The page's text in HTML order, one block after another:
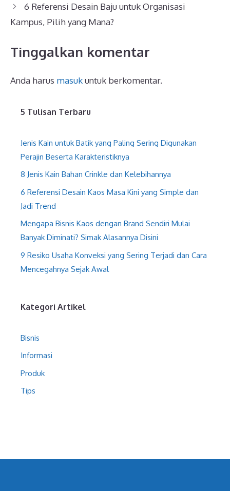
6 Referensi Desain Baju untuk Organisasi
Kampus, Pilih yang Mana?
Tinggalkan komentar
Anda harus masukuntuk berkomentar.
5 Tulisan Terbaru
Jenis Kain untuk Batik yang Paling Sering Digunakan
Perajin Beserta Karakteristiknya
8 Jenis Kain Bahan Crinkle dan Kelebihannya
6 Referensi Desain Kaos Masa Kini yang Simple dan
Jadi Trend
Mengapa Bisnis Kaos dengan Brand Sendiri Mulai
Banyak Diminati? Simak Alasannya Disini
9 Resiko Usaha Konveksi yang Sering Terjadi dan Cara
Mencegahnya Sejak Awal
Kategori Artikel
Bisnis
Informasi
Produk
Tips